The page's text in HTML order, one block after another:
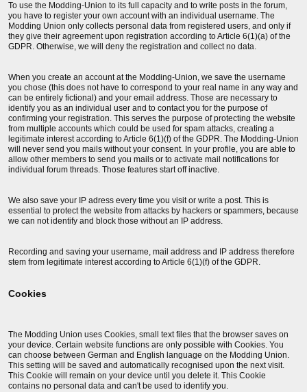
To use the Modding-Union to its full capacity and to write posts in the forum,
you have to register your own account with an individual username. The
Modding Union only collects personal data from registered users, and only if
they give their agreement upon registration according to Article 6(1)(a) of the
GDPR. Otherwise, we will deny the registration and collect no data.
When you create an account at the Modding-Union, we save the username
you chose (this does not have to correspond to your real name in any way and
can be entirely fictional) and your email address. Those are necessary to
identify you as an individual user and to contact you for the purpose of
confirming your registration. This serves the purpose of protecting the website
from multiple accounts which could be used for spam attacks, creating a
legitimate interest according to Article 6(1)(f) of the GDPR. The Modding-Union
will never send you mails without your consent. In your profile, you are able to
allow other members to send you mails or to activate mail notifications for
individual forum threads. Those features start off inactive.
We also save your IP adress every time you visit or write a post. This is
essential to protect the website from attacks by hackers or spammers, because
we can not identify and block those without an IP address.
Recording and saving your username, mail address and IP address therefore
stem from legitimate interest according to Article 6(1)(f) of the GDPR.
Cookies
The Modding Union uses Cookies, small text files that the browser saves on
your device. Certain website functions are only possible with Cookies. You
can choose between German and English language on the Modding Union.
This setting will be saved and automatically recognised upon the next visit.
This Cookie will remain on your device until you delete it. This Cookie
contains no personal data and can't be used to identify you.